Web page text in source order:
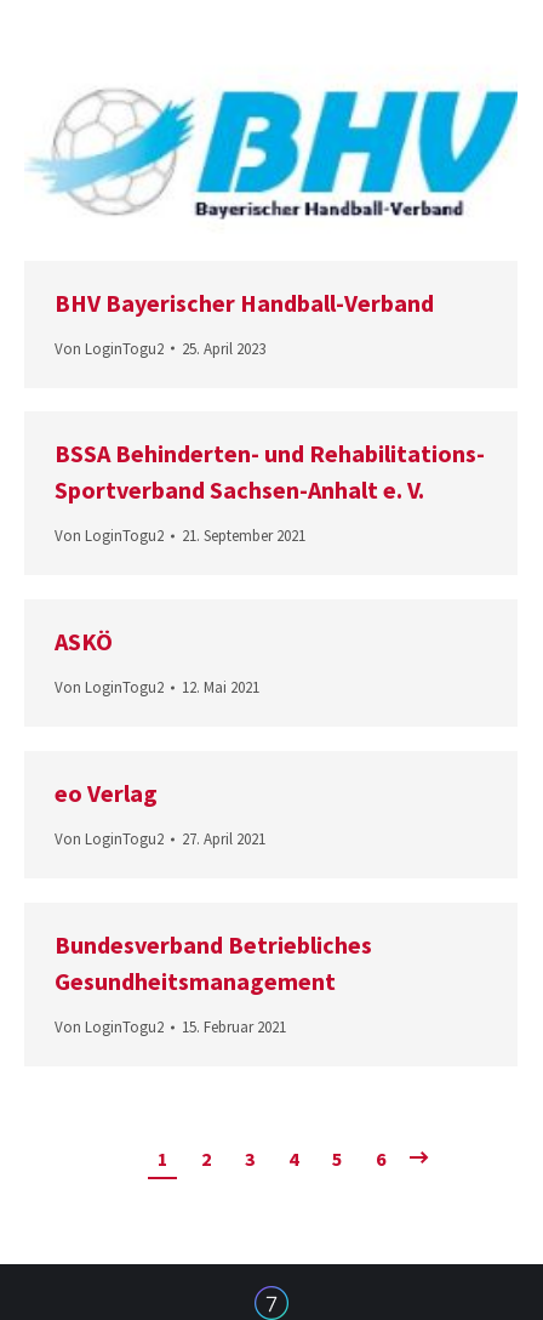
BHV Bayerischer Handball-Verband
Von LoginTogu2 25. April 2023
BSSA Behinderten- und Rehabilitations-
Sportverband Sachsen-Anhalt e. V.
Von LoginTogu2 21. September 2021
ASKÖ
Von LoginTogu2 12. Mai 2021
eo Verlag
Von LoginTogu2 27. April 2021
Bundesverband Betriebliches
Gesundheitsmanagement
Von LoginTogu2 15. Februar 2021
1 2 3 4 5 6